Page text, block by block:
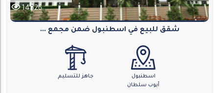
14526
شقق للبيع في اسطنبول ضمن مجمع ...
اسطنبول
أيوب سلطان
جاهز للتسليم